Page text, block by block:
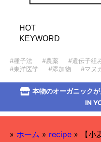
HOT
KEYWORD
#種子法 #農薬 #遺伝子組
#東洋医学
#添加物 #マヌ
本物のオーガニック
IN
» ホーム » recipe »
【